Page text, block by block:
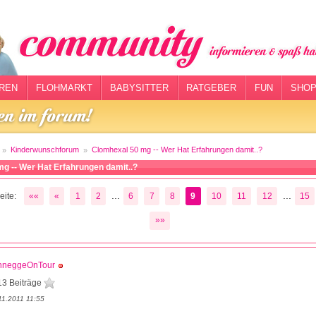
FLOHMARKT BABYSITTER RATGEBER FUN
Kinderwunschforum Clomhexal 50 mg -- Wer Hat Erfahrungen damit..?
-- Wer Hat Erfahrungen damit..?
«« « 1 2 6 7 8 9 10 11 12 15
»»
Beiträge
11:55